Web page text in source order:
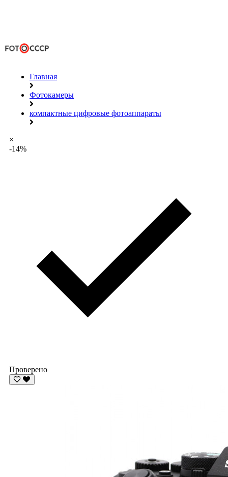
Главная
Фотокамеры
компактные цифровые фотоаппараты
×
-14%
Проверено